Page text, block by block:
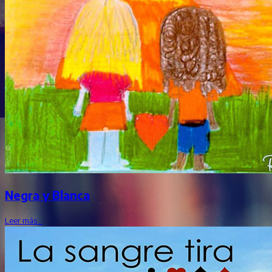
Negra y Blanca
Leer más…